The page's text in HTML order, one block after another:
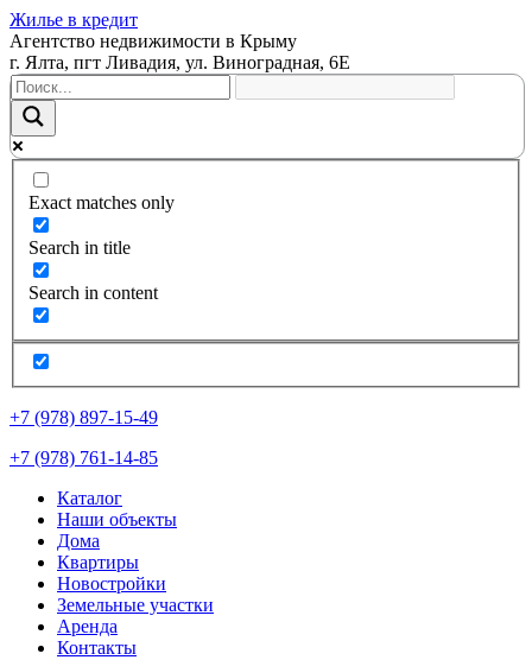
Жилье в кредит
Агентство недвижимости в Крыму
г. Ялта, пгт Ливадия, ул. Виноградная, 6Е
Exact matches only
Search in title
Search in content
+7 (978) 897-15-49
+7 (978) 761-14-85
Каталог
Наши объекты
Дома
Квартиры
Новостройки
Земельные участки
Аренда
Контакты